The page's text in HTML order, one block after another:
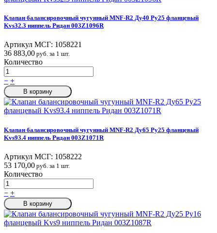
Клапан балансировочный чугунный MNF-R2 Ду40 Ру25 фланцевый
Kvs32.3 ниппель Ридан 003Z1096R
Артикул МСГ: 1058221
36 883,00 руб. за 1 шт.
Количество
− +
В корзину
Клапан балансировочный чугунный MNF-R2 Ду65 Ру25 фланцевый
Kvs93.4 ниппель Ридан 003Z1071R
Артикул МСГ: 1058222
53 170,00 руб. за 1 шт.
Количество
− +
В корзину